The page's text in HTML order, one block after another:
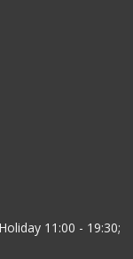
11:00 - 19:30;